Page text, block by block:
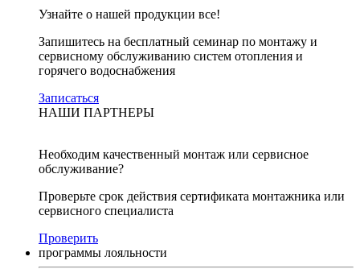
Узнайте о нашей продукции все!
Запишитесь на бесплатный семинар по монтажу и
сервисному обслуживанию систем отопления и
горячего водоснабжения
Записаться
НАШИ ПАРТНЕРЫ
Необходим качественный монтаж или сервисное
обслуживание?
Проверьте срок действия сертификата монтажника или
сервисного специалиста
Проверить
программы лояльности